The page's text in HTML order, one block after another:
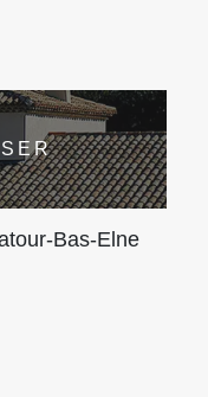
Bas-Elne